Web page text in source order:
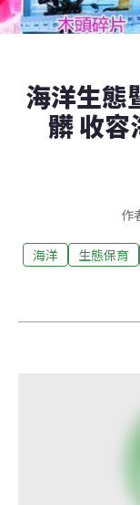
海洋生態
髒 收容
作
海洋 生態保育